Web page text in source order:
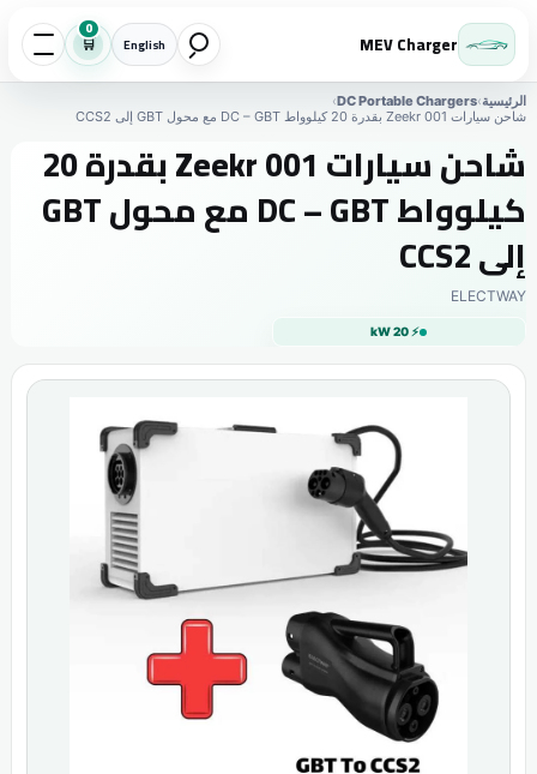
MEV Charger
English
🛒
0
الرئيسية›
DC Portable Chargers
›
شاحن سيارات Zeekr 001 بقدرة 20 كيلوواط DC – GBT مع محول GBT إلى CCS2
شاحن سيارات Zeekr 001 بقدرة 20
كيلوواط DC – GBT مع محول GBT
إلى CCS2
ELECTWAY
⚡ 20 kW